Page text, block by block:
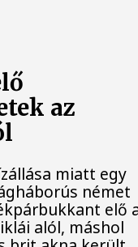
az
miatt egy
német
elő
alól, máshol